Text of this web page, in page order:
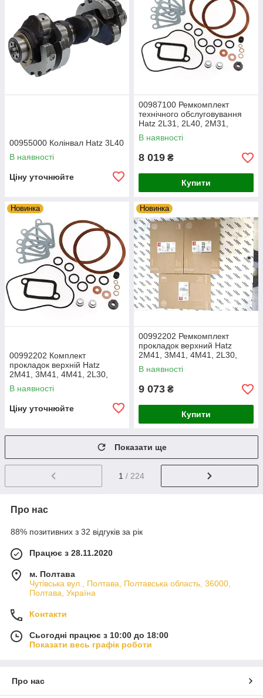
00955000 Колінвал Hatz 3L40
В наявності
Ціну уточнюйте
00987100 Ремкомплект
технічного обслуговування
Hatz 2L31, 2L40, 2M31,
2M40, 2M41
В наявності
8 019 ₴
Купити
Новинка
00992202 Комплект
прокладок верхній Hatz
2M41, 3M41, 4M41, 2L30,
2L40, 2L41, 3L40, 4L40
В наявності
Ціну уточнюйте
Новинка
00992202 Ремкомплект
прокладок верхний Hatz
2M41, 3M41, 4M41, 2L30,
2L40, 2L41, 3L40, 4L40
В наявності
9 073 ₴
Купити
Показати ще
1 / 224
Про нас
88% позитивних з 32 відгуків за рік
Працює з 28.11.2020
м. Полтава
Чутівська вул., Полтава, Полтавська область, 36000,
Полтава, Україна
Контакти
Сьогодні працює з 10:00 до 18:00
Показати весь графік роботи
Про нас